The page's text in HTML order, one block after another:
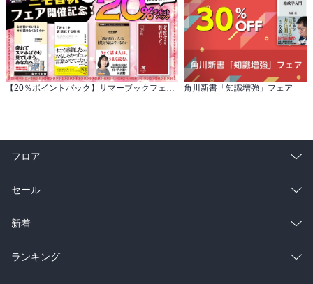
【20％ポイントバック】サマーブックフェス 三宅香帆フェア開催記念！約20冊対象 角川新書「知識増強」フェア
フロア
総合
ラノベ
雑誌・グラビア
セール
総合
ラノベ
新着
総合
ランキング